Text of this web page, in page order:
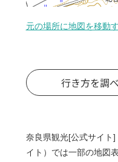
元の場所に地図を移動
行き方を調
奈良県観光[公式サイト
イト）では一部の地図